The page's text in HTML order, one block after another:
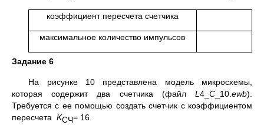
коэффициент пересчета счетчика
максимальное количество импульсов
Задание 6
На рисунке 10 представлена модель микросхемы,
которая содержит два счетчика (файл L 4_ C _10. ewb).
Требуется с ее помощью создать счетчик с коэффициентом
пересчета KСЧ= 16.